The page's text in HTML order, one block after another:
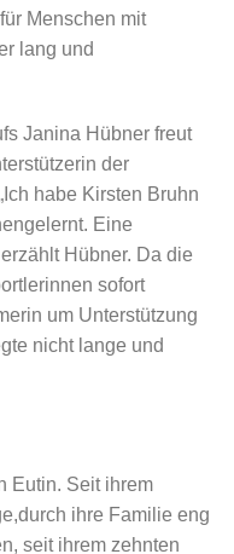
Menschen mit
lang und
Janina Hübner freut
der
habe Kirsten Bruhn
Eine
Hübner. Da die
sofort
um Unterstützung
nicht lange und
Eutin. Seit ihrem
ihre Familie eng
seit ihrem zehnten